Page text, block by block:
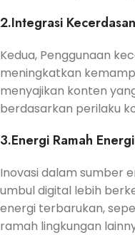
2.Integrasi
Kedua, Penggunaan
meningkatkan
menyajikan konten
berdasarkan perilaku
3.Energi Ramah Energi
Inovasi dalam sumber
umbul digital lebih
energi terbarukan,
ramah lingkungan